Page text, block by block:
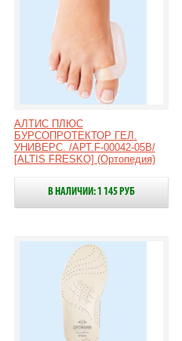
АЛТИС ПЛЮС
БУРСОПРОТЕКТОР ГЕЛ.
УНИВЕРС. /АРТ.F-00042-05B/
[ALTIS FRESKO] (Ортопедия)
В НАЛИЧИИ: 1 145 РУБ